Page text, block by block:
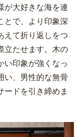
が大好きな海を連
とで、より印象深
えて折り返しをつ
立たせます。木の
い印象が強くなっ
い、男性的な無骨
ドを引き締めま